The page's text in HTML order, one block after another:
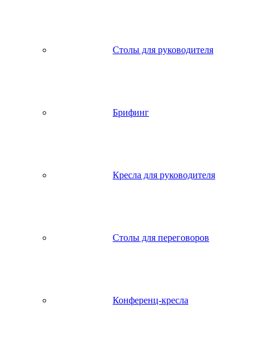
Столы для руководителя
Брифинг
Кресла для руководителя
Столы для переговоров
Конференц-кресла